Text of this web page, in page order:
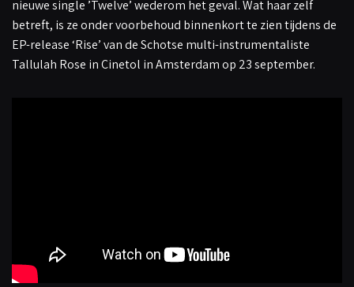
nieuwe single ’Twelve’ wederom het geval. Wat haar zelf
betreft, is ze onder voorbehoud binnenkort te zien tijdens de
EP-release ‘Rise’ van de Schotse multi-instrumentaliste
Tallulah Rose in Cinetol in Amsterdam op 23 september.